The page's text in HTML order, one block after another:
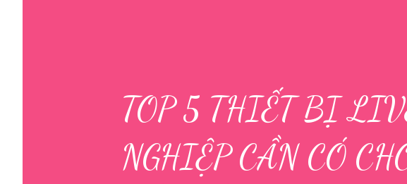
TOP 5 THIẾT BỊ
NGHIỆP CẦN CÓ